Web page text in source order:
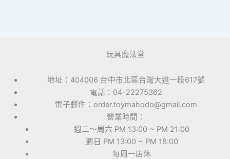
玩具魔法堂
地址：404006 台中市北區台灣大道一段617號
電話：04-22275362
電子郵件：order.toymahodo@gmail.com
營業時間：
週二～周六 PM 13:00 ~ PM 21:00
週日 PM 13:00 ~ PM 18:00
每周一店休